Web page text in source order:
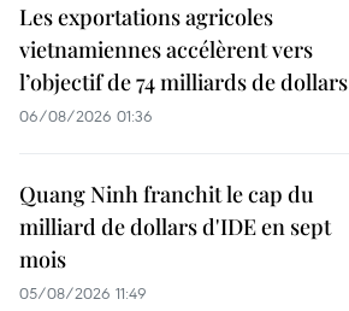
Les exportations agricoles
vietnamiennes accélèrent vers
l’objectif de 74 milliards de dollars
06/08/2026 01:36
Quang Ninh franchit le cap du
milliard de dollars d'IDE en sept
mois
05/08/2026 11:49